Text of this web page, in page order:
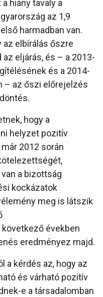
hiány tavaly a
az 1,9
harmadban van.
az elbírálás őszre
eljárás, és – a 2013-
és a 2014-
– az őszi előrejelzés
hogy a
helyzet pozitív
2012 során
a bizottság
kockázatok
meg is látszik
következő években
eredményez majd.
a kérdés az, hogy az
és várható pozitív
e a társadalomban